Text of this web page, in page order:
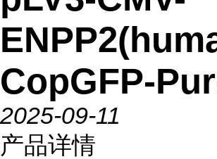
CopGFP-
2025-09-11
产品详情